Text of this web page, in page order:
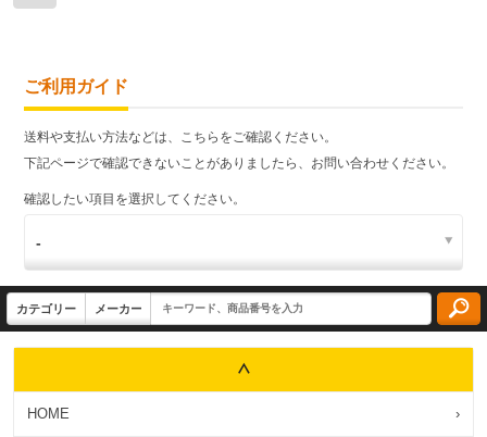
ご利用ガイド
送料や支払い方法などは、こちらをご確認ください。
下記ページで確認できないことがありましたら、お問い合わせください。
確認したい項目を選択してください。
HOME ›